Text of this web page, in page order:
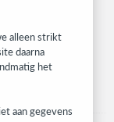
and much more—
alleen strikt
daarna
het
aan gegevens